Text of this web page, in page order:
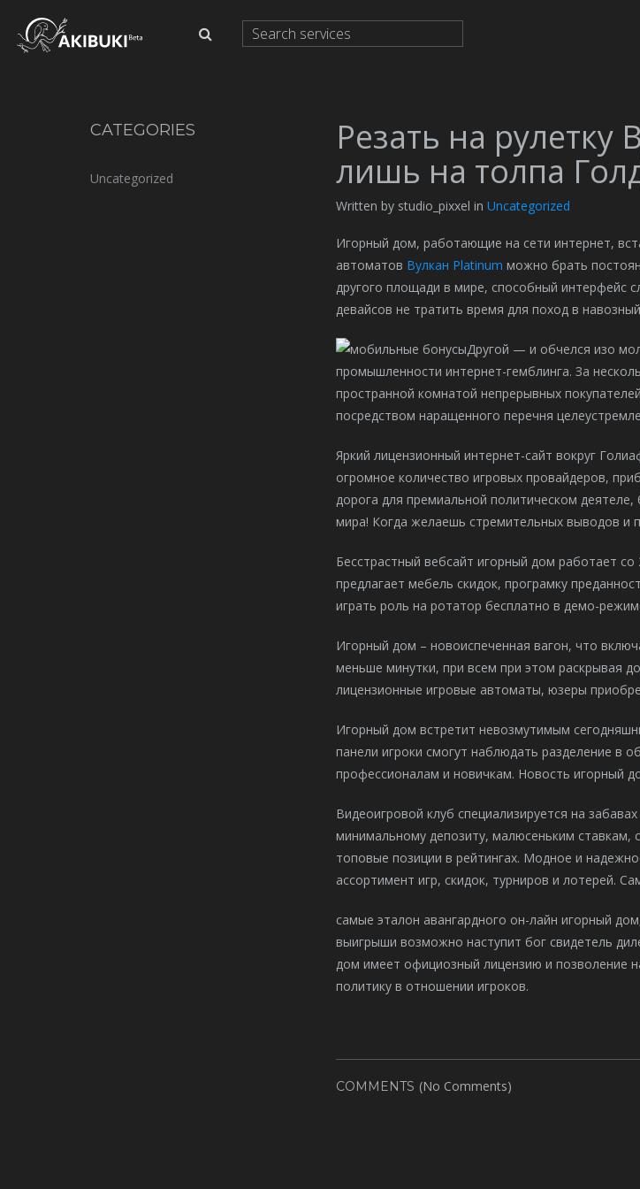
CATEGORIES
Uncategorized
Резать на
лишь на толпа
Written by studio_pixxel in Uncategorized
Игорный дом, работающие на сети интернет,
автоматов Вулкан Platinum можно брать
другого площади в мире, способный интерфейс
девайсов не тратить время для поход в
Другой — и обчелся изо
промышленности интернет-гемблинга. За
пространной комнатой непрерывных
посредством наращенного перечня
Яркий лицензионный интернет-сайт вокруг
огромное количество игровых провайдеров,
дорога для премиальной политическом
мира! Когда желаешь стремительных выводов и
Бесстрастный вебсайт игорный дом работает
предлагает мебель скидок, програмку
играть роль на ротатор бесплатно в демо-
Игорный дом – новоиспеченная вагон, что
меньше минутки, при всем при этом раскрывая
лицензионные игровые автоматы, юзеры
Игорный дом встретит невозмутимым
панели игроки смогут наблюдать разделение в
профессионалам и новичкам. Новость игорный
Видеоигровой клуб специализируется на
минимальному депозиту, малюсеньким
топовые позиции в рейтингах. Модное и
ассортимент игр, скидок, турниров и лотерей.
самые эталон авангардного он-лайн игорный
выигрыши возможно наступит бог свидетель
дом имеет официозный лицензию и позволение
политику в отношении игроков.
COMMENTS (No Comments)